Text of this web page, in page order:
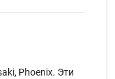
Phoenix. Эти